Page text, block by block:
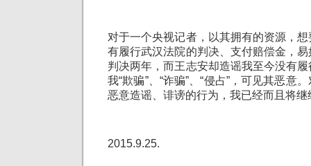
对于一个央视记者，以其拥有的资源，
有履行武汉法院的判决、支付赔偿金，
判决两年，而王志安却造谣我至今没有
我“欺骗”、“诈骗”、“侵占”，可见其恶意
恶意造谣、诽谤的行为，我已经而且将
2015.9.25.